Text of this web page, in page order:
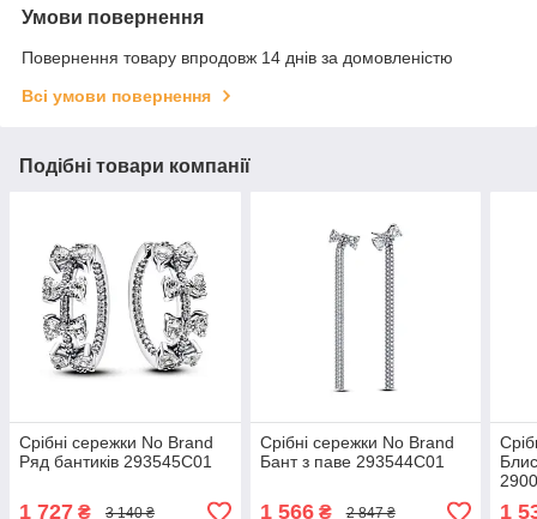
Умови повернення
Повернення товару впродовж 14 днів за домовленістю
Всі умови повернення
Подібні товари компанії
Срібні сережки No Brand
Ряд бантиків 293545C01
1 727 ₴ 3 140 ₴
Срібні сережки No Brand
Бант з паве 293544C01
1 566₴ 2 847 ₴ 1